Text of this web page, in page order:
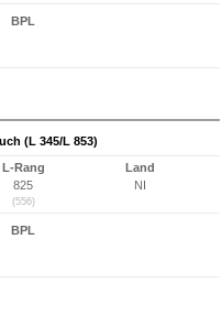
BPL
(L 345/L 853)
L-Rang
825
(556)
Land
NI
BPL